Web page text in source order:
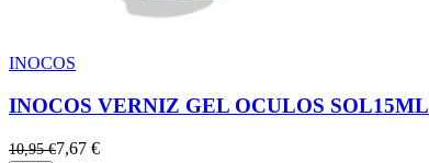
INOCOS
INOCOS VERNIZ GEL OCULOS SOL15ML
10,95 €7,67 €